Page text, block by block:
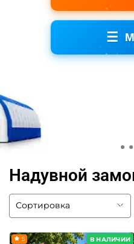
☰
Надувной
В НАЛИЧИИ
5